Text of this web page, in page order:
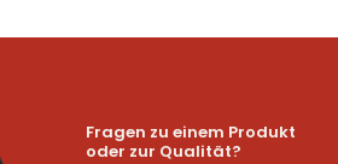
Fragen zu einem Produkt
oder zur Qualität?